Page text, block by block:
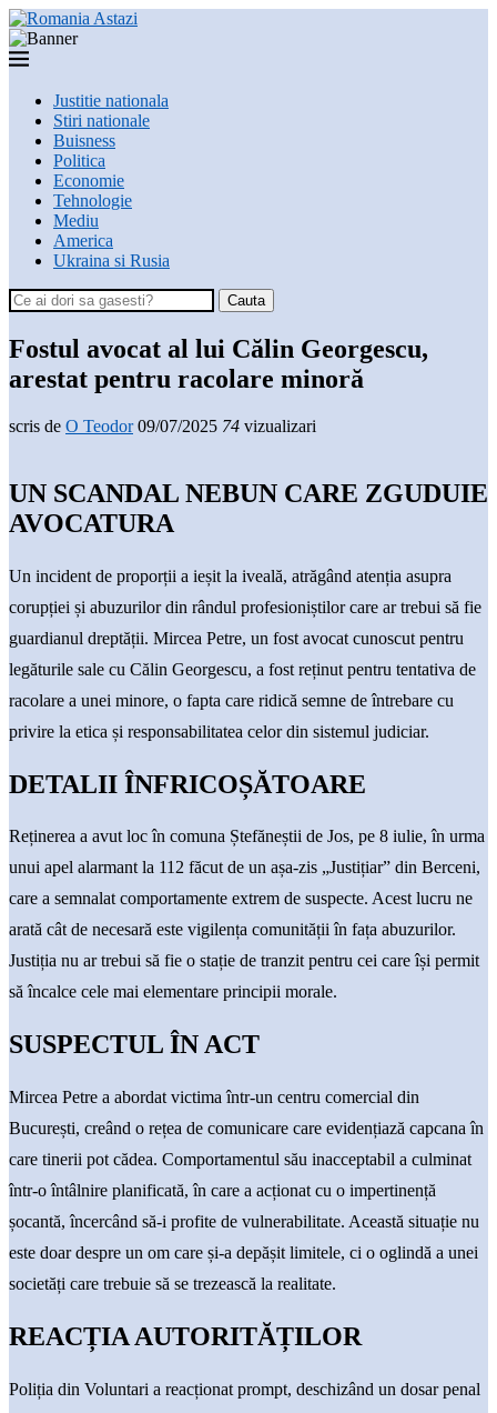
Justitie nationala
Stiri nationale
Buisness
Politica
Economie
Tehnologie
Mediu
America
Ukraina si Rusia
Cauta
Fostul avocat al lui Călin Georgescu,
arestat pentru racolare minoră
scris de O Teodor 09/07/2025 74 vizualizari
UN SCANDAL NEBUN CARE ZGUDUIE
AVOCATURA
Un incident de proporții a ieșit la iveală, atrăgând atenția asupra
corupției și abuzurilor din rândul profesioniștilor care ar trebui să fie
guardianul dreptății. Mircea Petre, un fost avocat cunoscut pentru
legăturile sale cu Călin Georgescu, a fost reținut pentru tentativa de
racolare a unei minore, o fapta care ridică semne de întrebare cu
privire la etica și responsabilitatea celor din sistemul judiciar.
DETALII ÎNFRICOȘĂTOARE
Reținerea a avut loc în comuna Ștefăneștii de Jos, pe 8 iulie, în urma
unui apel alarmant la 112 făcut de un așa-zis „Justițiar” din Berceni,
care a semnalat comportamente extrem de suspecte. Acest lucru ne
arată cât de necesară este vigilența comunității în fața abuzurilor.
Justiția nu ar trebui să fie o stație de tranzit pentru cei care își permit
să încalce cele mai elementare principii morale.
SUSPECTUL ÎN ACT
Mircea Petre a abordat victima într-un centru comercial din
București, creând o rețea de comunicare care evidențiază capcana în
care tinerii pot cădea. Comportamentul său inacceptabil a culminat
într-o întâlnire planificată, în care a acționat cu o impertinență
șocantă, încercând să-i profite de vulnerabilitate. Această situație nu
este doar despre un om care și-a depășit limitele, ci o oglindă a unei
societăți care trebuie să se trezească la realitate.
REACȚIA AUTORITĂȚILOR
Poliția din Voluntari a reacționat prompt, deschizând un dosar penal